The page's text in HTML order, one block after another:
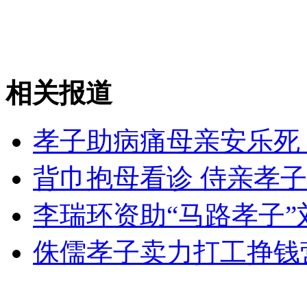
山西运城恶犬咬伤多人 警民合力深夜将其击毙
女孩北京地铁殴打老人 痛下狠手拳打脚踢
无痛分娩是否安全 医生回应
外交部：反对强权政治霸凌主义
相关报道
孝子助病痛母亲安乐
背巾抱母看诊 侍亲孝
李瑞环资助“马路孝子
侏儒孝子卖力打工挣